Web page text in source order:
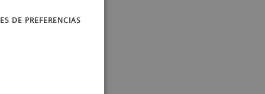
DE PREFERENCIAS